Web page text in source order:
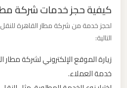
كيفية حجز خدمات شركة
لحجز خدمة من شركة مطار القاهرة
التالية:
زيارة الموقع الإلكتروني لشركة مطار
خدمة العملاء.
القاهرة
للاسكندرية
ليموزين